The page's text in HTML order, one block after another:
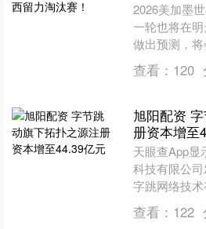
2026美加墨
一轮也将在
做出预测，
确保所有球
果不其然，
查看： 120
旭阳配资
册资本增至
天眼查App显
科技有限公
字跳网络技
注册资本由
元。....
查看： 122